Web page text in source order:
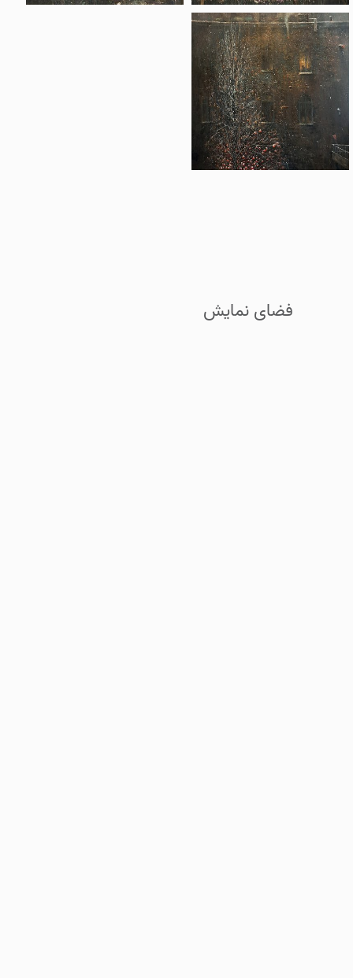
فضای نمایش